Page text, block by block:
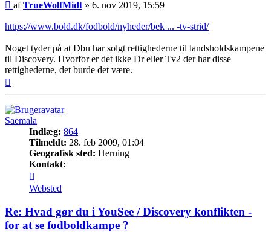
Indlæg
afTrueWolfMidt » 6. nov 2019, 15:59
https://www.bold.dk/fodbold/nyheder/bek ... -tv-strid/
Noget tyder på at Dbu har solgt rettighederne til landsholdskampene
til Discovery. Hvorfor er det ikke Dr eller Tv2 der har disse
rettighederne, det burde det være.
Saemala
Indlæg: 864
Tilmeldt: 28. feb 2009, 01:04
Geografisk sted: Herning
Kontakt:
Saemala
Websted
Re: Hvad gør du i YouSee / Discovery konflikten -
for at se fodboldkampe ?